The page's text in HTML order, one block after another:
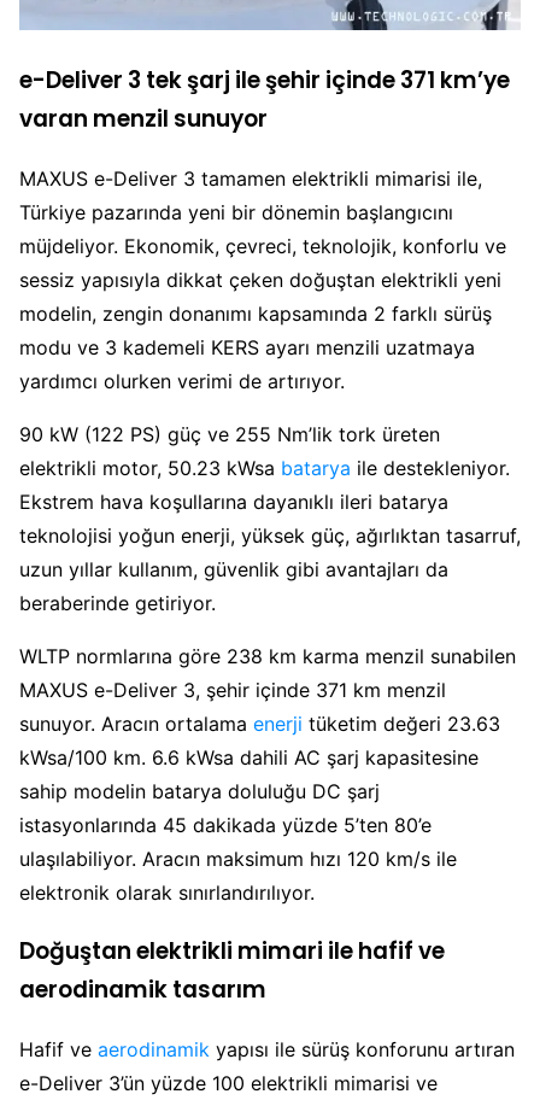
e-Deliver 3 tek şarj ile şehir içinde 371 km’ye
varan menzil sunuyor
MAXUS e-Deliver 3 tamamen elektrikli mimarisi ile,
Türkiye pazarında yeni bir dönemin başlangıcını
müjdeliyor. Ekonomik, çevreci, teknolojik, konforlu ve
sessiz yapısıyla dikkat çeken doğuştan elektrikli yeni
modelin, zengin donanımı kapsamında 2 farklı sürüş
modu ve 3 kademeli KERS ayarı menzili uzatmaya
yardımcı olurken verimi de artırıyor.
90 kW (122 PS) güç ve 255 Nm’lik tork üreten
elektrikli motor, 50.23 kWsa batarya ile destekleniyor.
Ekstrem hava koşullarına dayanıklı ileri batarya
teknolojisi yoğun enerji, yüksek güç, ağırlıktan tasarruf,
uzun yıllar kullanım, güvenlik gibi avantajları da
beraberinde getiriyor.
WLTP normlarına göre 238 km karma menzil sunabilen
MAXUS e-Deliver 3, şehir içinde 371 km menzil
sunuyor. Aracın ortalama enerji tüketim değeri 23.63
kWsa/100 km. 6.6 kWsa dahili AC şarj kapasitesine
sahip modelin batarya doluluğu DC şarj
istasyonlarında 45 dakikada yüzde 5’ten 80’e
ulaşılabiliyor. Aracın maksimum hızı 120 km/s ile
elektronik olarak sınırlandırılıyor.
Doğuştan elektrikli mimari ile hafif ve
aerodinamik tasarım
Hafif ve aerodinamik yapısı ile sürüş konforunu artıran
e-Deliver 3’ün yüzde 100 elektrikli mimarisi ve